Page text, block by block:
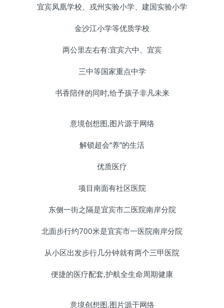
宜宾凤凰学校、戎州实验小学、建国实验小学
金沙江小学等优质学校
两公里左右有:宜宾六中、宜宾
三中等国家重点中学
书香陪伴的同时,给予孩子非凡未来
意境创想图,图片源于网络
解锁超会“养”的生活
优质医疗
项目南面有社区医院
东侧一街之隔是宜宾市二医院南岸分院
北面步行约700米是宜宾市一医院南岸分院
从小区出发步行几分钟就有两个三甲医院
便捷的医疗配套,护航全生命周期健康
意境创想图,图片源于网络